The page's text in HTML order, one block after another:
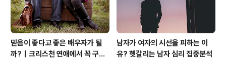
믿음이 좋다고 좋은 배우자가 될
까?｜크리스천 연애에서 꼭 구별
남자가 여자의 시선을 피하는 이
유? 헷갈리는 남자 심리 집중분석